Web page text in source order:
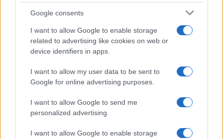
Google consents
I want to allow Google to enable storage
related to advertising like cookies on web or
device identifiers in apps.
I want to allow my user data to be sent to
Google for online advertising purposes.
I want to allow Google to send me
personalized advertising.
I want to allow Google to enable storage
začepite rupu u novčaniku koja već mesecima curi i
odnosi vam i pare i miran san. Stiže vam čista
naplata za sav onaj trud koji niko nije video. I to u
paru sa nekim neplaniranim dinarom koji vam rešava
stvar u minut do dvanaest.
Bik i Rak koji već od večeras reše da uzmu stvar u
svoje ruke izaći će iz ovog juna sa potpuno drugim
raspoloženjem i punijim džepom.